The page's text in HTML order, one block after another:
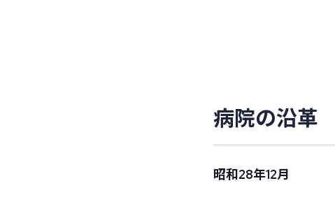
病院の沿革
昭和28年12月